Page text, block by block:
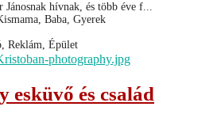
hívnak, és több éve f...
Baba, Gyerek
Reklám, Épület
esküvő és család